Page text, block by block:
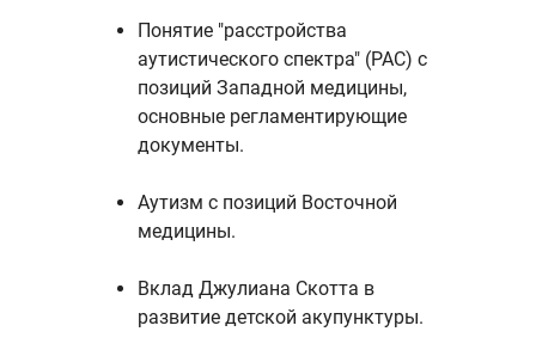
Понятие "расстройства
аутистического спектра" (РАС) с
позиций Западной медицины,
основные регламентирующие
документы.
Аутизм с позиций Восточной
медицины.
Вклад Джулиана Скотта в
развитие детской акупунктуры.